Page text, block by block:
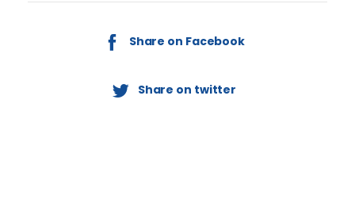
Share on Facebook
Share on twitter